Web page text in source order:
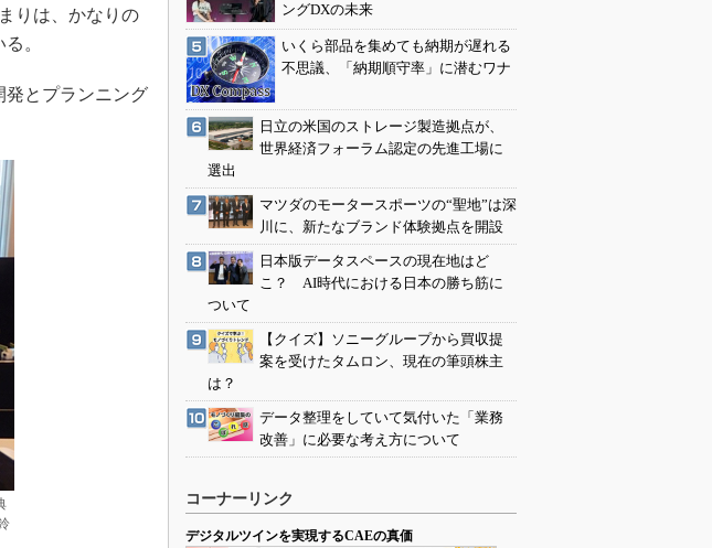
りは、かなりの
。
とプランニング
ングDXの未来
いくら部品を集めても納期が遅れる
不思議、「納期順守率」に潜むワナ
日立の米国のストレージ製造拠点が、
世界経済フォーラム認定の先進工場に
選出
マツダのモータースポーツの“聖地”は深
川に、新たなブランド体験拠点を開設
日本版データスペースの現在地はど
こ？ AI時代における日本の勝ち筋に
ついて
【クイズ】ソニーグループから買収提
案を受けたタムロン、現在の筆頭株主
は？
データ整理をしていて気付いた「業務
改善」に必要な考え方について
コーナーリンク
デジタルツインを実現するCAEの真価